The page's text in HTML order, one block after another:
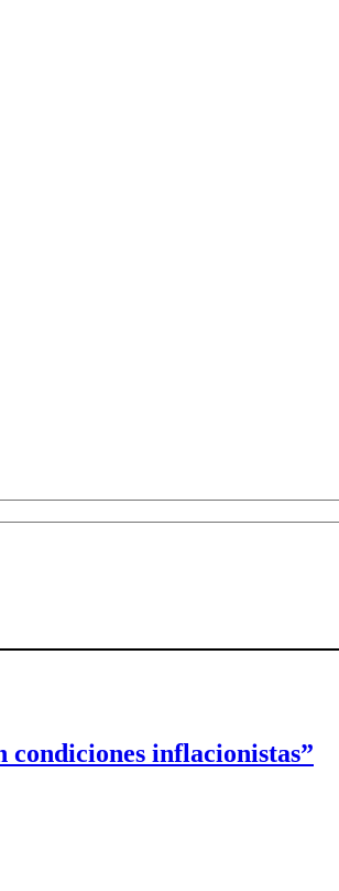
inflacionistas”